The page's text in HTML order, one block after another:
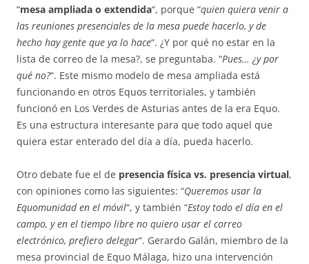
“mesa ampliada o extendida“, porque “quien quiera venir a
las reuniones presenciales de la mesa puede hacerlo, y de
hecho hay gente que ya lo hace“. ¿Y por qué no estar en la
lista de correo de la mesa?, se preguntaba. “Pues… ¿y por
qué no?“. Este mismo modelo de mesa ampliada está
funcionando en otros Equos territoriales, y también
funcionó en Los Verdes de Asturias antes de la era Equo.
Es una estructura interesante para que todo aquel que
quiera estar enterado del día a día, pueda hacerlo.
Otro debate fue el de presencia física vs. presencia virtual,
con opiniones como las siguientes: “Queremos usar la
Equomunidad en el móvil“, y también “Estoy todo el día en el
campo, y en el tiempo libre no quiero usar el correo
electrónico, prefiero delegar“. Gerardo Galán, miembro de la
mesa provincial de Equo Málaga, hizo una intervención